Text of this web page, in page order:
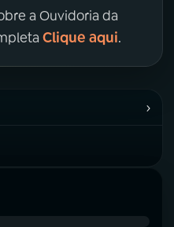
a Ouvidoria da
Clique aqui.
›